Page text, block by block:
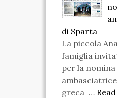
di Sparta
La piccola
famiglia
per la
greca …